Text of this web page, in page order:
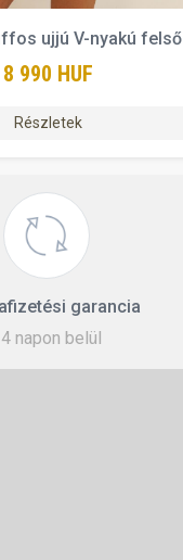
ujjú V-nyakú felső
8 990 HUF
Részletek
garancia
napon belül